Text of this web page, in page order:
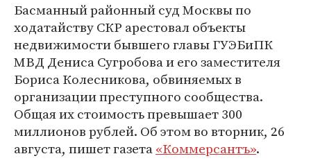
Басманный районный суд Москвы по
ходатайству СКР арестовал объекты
недвижимости бывшего главы ГУЭБиПК
МВД Дениса Сугробова и его заместителя
Бориса Колесникова, обвиняемых в
организации преступного сообщества.
Общая их стоимость превышает 300
миллионов рублей. Об этом во вторник, 26
августа, пишет газета«Коммерсантъ».